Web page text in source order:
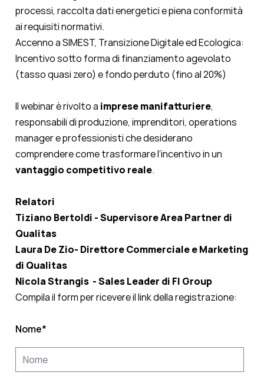
processi, raccolta dati energetici e piena conformità
ai requisiti normativi.
Accenno aSIMEST, Transizione Digitale ed Ecologica:
Incentivo sotto forma di finanziamento agevolato
(tasso quasi zero) e fondo perduto (fino al 20%)
Il webinar è rivolto a imprese manifatturiere,
responsabili di produzione, imprenditori, operations
manager e professionisti che desiderano
comprendere come trasformare l’incentivo in un
vantaggio competitivo reale.
Relatori
Tiziano Bertoldi - Supervisore Area Partner di
Qualitas
Laura De Zio- Direttore Commerciale e Marketing
di Qualitas
Nicola Strangis - Sales Leader di FI Group
Compila il form per ricevere il link della registrazione:
Nome*